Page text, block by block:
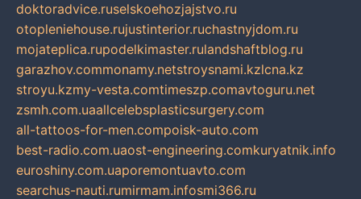
doktoradvice.ruselskoehozjajstvo.ru
otopleniehouse.rujustinterior.ruchastnyjdom.ru
mojateplica.rupodelkimaster.rulandshaftblog.ru
garazhov.commonamy.netstroysnami.kzlcna.kz
stroyu.kzmy-vesta.comtimeszp.comavtoguru.net
zsmh.com.uaallcelebsplasticsurgery.com
all-tattoos-for-men.compoisk-auto.com
best-radio.com.uaost-engineering.comkuryatnik.info
euroshiny.com.uaporemontuavto.com
searchus-nauti.rumirmam.infosmi366.ru